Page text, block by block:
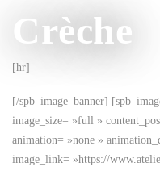
Crèche
[hr]
[/spb_image_banner]
image_size= »full »
animation= »none »
image_link= »https://